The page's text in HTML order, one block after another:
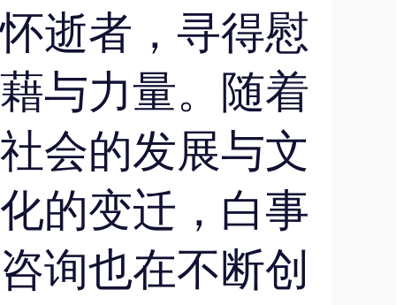
怀逝者，寻得慰
藉与力量。随着
社会的发展与文
化的变迁，白事
咨询也在不断创